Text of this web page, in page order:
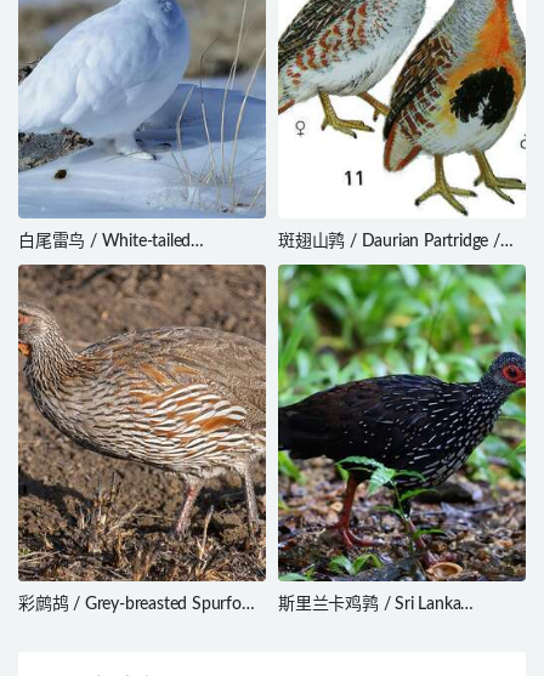
白尾雷鸟 / White-tailed
Ptarmigan / Lagopus leucura
斑翅山鹑 / Daurian Partridge /
Perdix dauurica
彩鹧鸪 / Grey-breasted Spurfowl
斯里兰卡鸡鹑 / Sri Lanka